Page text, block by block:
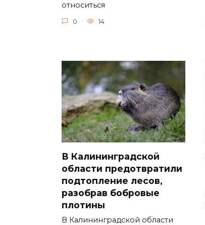
относиться
0 14
В Калининградской
области предотвратили
подтопление лесов,
разобрав бобровые
плотины
В Калининградской области